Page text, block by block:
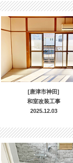
[唐津市神田]
和室改装工事
2025.12.03